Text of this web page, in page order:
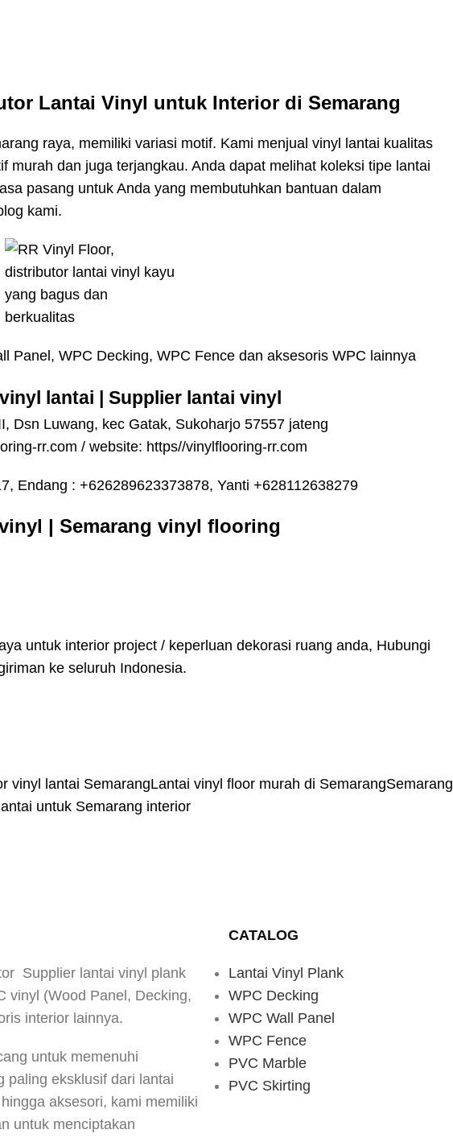
Lantai Vinyl untuk Interior di Semarang
raya, memiliki variasi motif. Kami menjual vinyl lantai kualitas
murah dan juga terjangkau. Anda dapat melihat koleksi tipe lantai
pasang untuk Anda yang membutuhkan bantuan dalam
kami.
Panel, WPC Decking, WPC Fence dan aksesoris WPC lainnya
lantai Supplier lantai vinyl
Dsn Luwang, kec Gatak, Sukoharjo 57557 jateng
rr.com / website: https//vinylflooring-rr.com
Endang : +626289623373878, Yanti +628112638279
| Semarang vinyl flooring
untuk interior project / keperluan dekorasi ruang anda, Hubungi
ke seluruh Indonesia.
vinyl lantai SemarangLantai vinyl floor murah di SemarangSemarang
untuk Semarang interior
Supplier lantai vinyl plank
vinyl (Wood Panel, Decking,
interior lainnya.
untuk memenuhi
paling eksklusif dari lantai
aksesori, kami memiliki
untuk menciptakan
CATALOG
Lantai Vinyl Plank
WPC Decking
WPC Wall Panel
WPC Fence
PVC Marble
PVC Skirting